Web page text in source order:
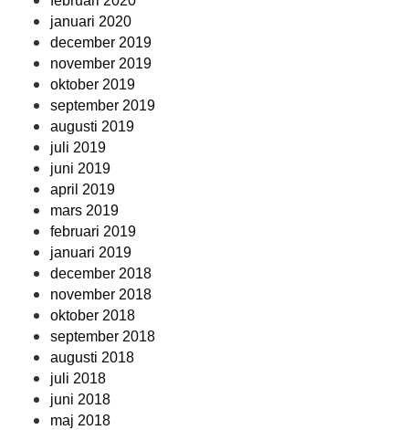
januari 2020
december 2019
november 2019
oktober 2019
september 2019
augusti 2019
juli 2019
juni 2019
april 2019
mars 2019
februari 2019
januari 2019
december 2018
november 2018
oktober 2018
september 2018
augusti 2018
juli 2018
juni 2018
maj 2018